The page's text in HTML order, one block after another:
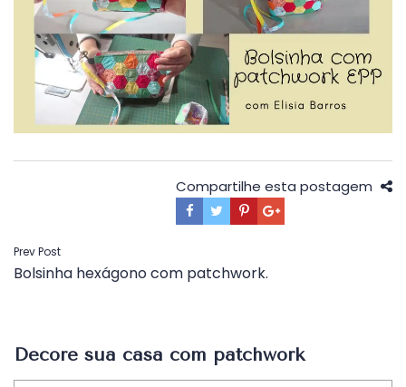
Compartilhe esta postagem
Navegação
de
Prev Post
Bolsinha hexágono com patchwork.
Decore sua casa com patchwork